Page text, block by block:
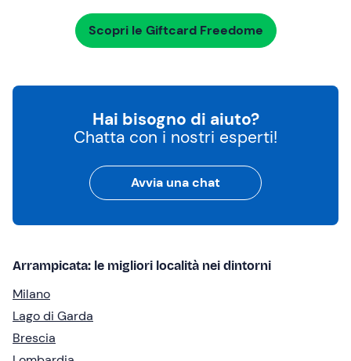
Scopri le Giftcard Freedome
Hai bisogno di aiuto?
Chatta con i nostri esperti!
Avvia una chat
Arrampicata: le migliori località nei dintorni
Milano
Lago di Garda
Brescia